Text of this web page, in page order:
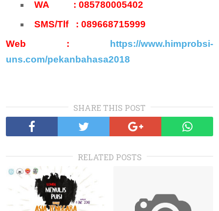
WA
: 085780005402
SMS/Tlf
: 089668715999
Web : https://www.himprobsi-
uns.com/pekanbahasa2018
SHARE THIS POST
RELATED POSTS